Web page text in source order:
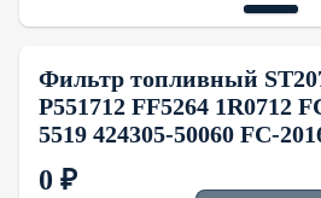
Фильтр топливный
P551712 FF5264 1R0712
5519 424305-50060 FC-
0 ₽